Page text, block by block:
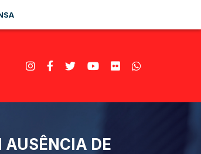
AUSÊNCIA DE